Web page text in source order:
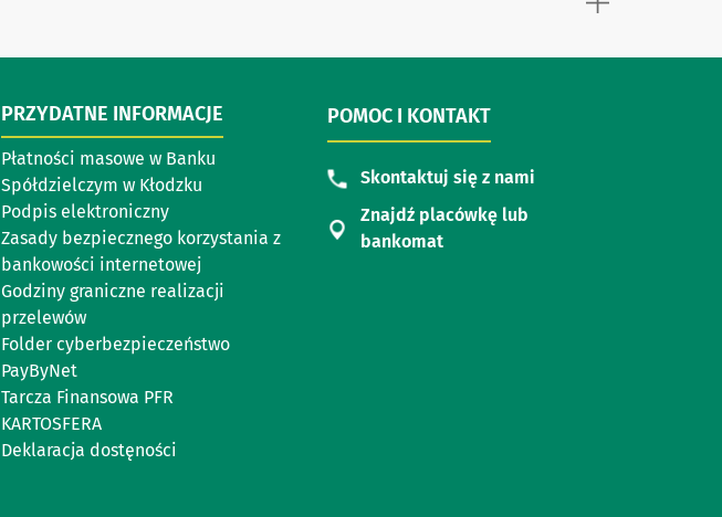
PRZYDATNE INFORMACJE
Płatności masowe w Banku
Spółdzielczym w Kłodzku
Podpis elektroniczny
Zasady bezpiecznego korzystania z
bankowości internetowej
Godziny graniczne realizacji
przelewów
Folder cyberbezpieczeństwo
PayByNet
Tarcza Finansowa PFR
KARTOSFERA
Deklaracja dostęności
POMOC I KONTAKT
Skontaktuj się z nami
Znajdź placówkę lub
bankomat